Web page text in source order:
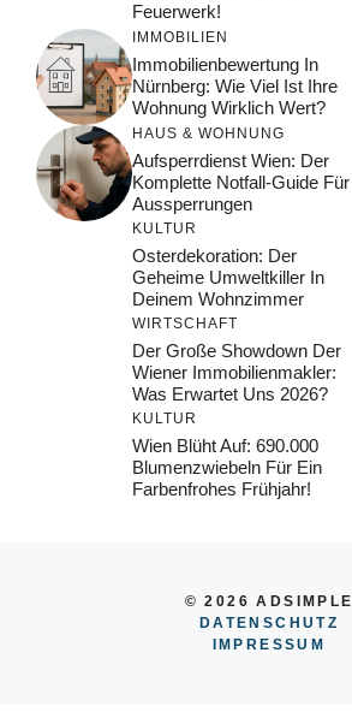
Feuerwerk!
IMMOBILIEN
Immobilienbewertung In
Nürnberg: Wie Viel Ist Ihre
Wohnung Wirklich Wert?
HAUS & WOHNUNG
Aufsperrdienst Wien: Der
Komplette Notfall-Guide Für
Aussperrungen
KULTUR
Osterdekoration: Der
Geheime Umweltkiller In
Deinem Wohnzimmer
WIRTSCHAFT
Der Große Showdown Der
Wiener Immobilienmakler:
Was Erwartet Uns 2026?
KULTUR
Wien Blüht Auf: 690.000
Blumenzwiebeln Für Ein
Farbenfrohes Frühjahr!
© 2026 ADSIMPLE
DATENSCHUTZ
IMPRESSUM